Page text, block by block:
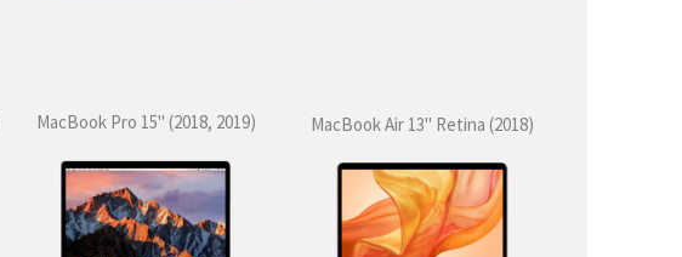
MacBook Pro 15" (2018, 2019) MacBook Air 13'' Retina (2018)